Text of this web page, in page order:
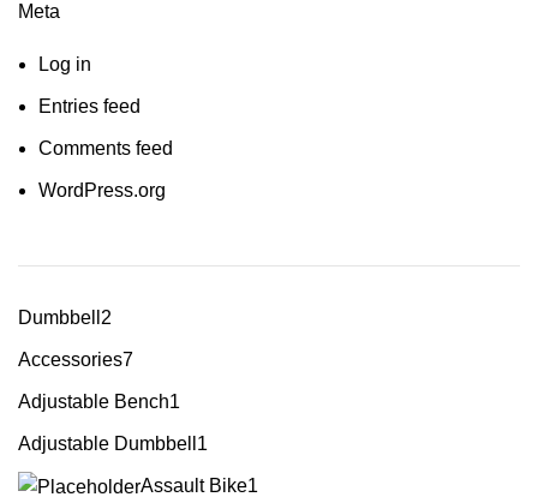
Meta
Log in
Entries feed
Comments feed
WordPress.org
Dumbbell 2
Accessories7
Adjustable Bench1
Adjustable Dumbbell 1
Assault Bike1